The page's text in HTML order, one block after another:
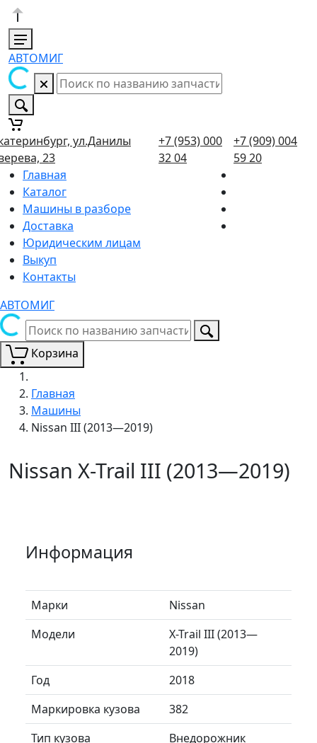
АВТОМИГ
ул.Данилы
23
+7 (953) 000
32 04
+7 (909) 004
59 20
Главная
Каталог
Машины в разборе
Доставка
Юридическим лицам
Выкуп
Контакты
АВТОМИГ
Корзина
Главная
Машины
Nissan III (2013—2019)
Nissan X-Trail III (2013—2019)
Информация
Марки
Nissan
Модели
X-Trail III (2013—
2019)
Год
2018
Маркировка кузова
382
Тип кузова
Внедорожник